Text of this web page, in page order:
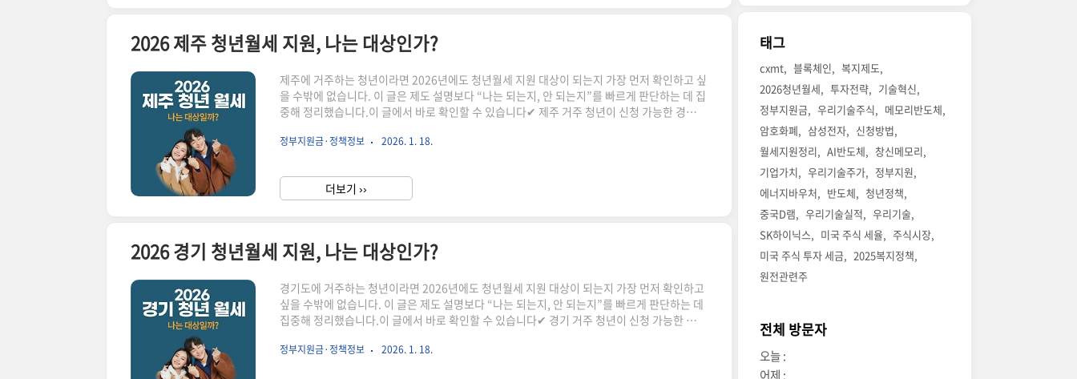
2026 제주 청년월세 지원, 나는 대상인가?
제주에 거주하는 청년이라면 2026년에도 청년월세 지원 대상이 되는지 가장 먼저 확인하고 싶
을 수밖에 없습니다. 이 글은 제도 설명보다 “나는 되는지, 안 되는지”를 빠르게 판단하는 데 집
중해 정리했습니다.이 글에서 바로 확인할 수 있습니다✔ 제주 거주 청년이 신청 가능한 경우✔
청년월세 지원, 기본 구조제주 청년월세 지원은 월 최대 20만 원을 현금으로 지원하는 제도입
성상 주소지·실거주 요건을 더 엄격히 보는 경우가 있어 단순 거주만으로 판단하면 탈락하는
사례도 있습니다.2. 이런 경우 신청 가능성을 기대할 수 있..
정부지원금·정책정보 2026. 1. 18.
더보기 ››
2026 경기 청년월세 지원, 나는 대상인가?
경기도에 거주하는 청년이라면 2026년에도 청년월세 지원 대상이 되는지 가장 먼저 확인하고
싶을 수밖에 없습니다. 이 글은 제도 설명보다 “나는 되는지, 안 되는지”를 빠르게 판단하는 데
집중해 정리했습니다.이 글에서 바로 확인할 수 있습니다✔ 경기 거주 청년이 신청 가능한 경우
지원, 기본 구조경기 청년월세 지원은 월 최대 20만 원을 현금으로 지원하는 제도입니다. 지원
정부지원금·정책정보 2026. 1. 18.
태그
cxmt 블록체인
복지제도
2026청년월세
투자전략
기술혁신
정부지원금
우리기술주식
메모리반도체
암호화폐
삼성전자
신청방법
월세지원정리
AI반도체
창신메모리
기업가치
우리기술주가
정부지원
에너지바우처
반도체
청년정책
중국D램
우리기술실적
우리기술
SK하이닉스
미국 주식 세율
주식시장
미국 주식 투자 세금
2025복지정책
원전관련주
전체 방문자
오늘 :
어제 :